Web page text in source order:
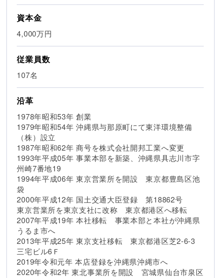
資本金
4,000万円
従業員数
107名
沿革
1978年昭和53年 創業
1979年昭和54年 沖縄県与那原町にて東洋環境整備
（株）設立
1987年昭和62年 商号を株式会社開邦工業へ変更
1993年平成05年 事業本部を新築、沖縄県具志川市字
州崎7番地19
1994年平成06年 東京営業所を開設 東京都豊島区池
袋
2000年平成12年 国土交通大臣登録 第18862号
東京営業所を東京支社に改称 東京都港区へ移転
2007年平成19年 本社移転 事業本部と本社が沖縄県
うるま市へ
2013年平成25年 東京支社移転 東京都港区芝2-6-3
三宅ビル6Ｆ
2019年令和元年 本店登録を沖縄県沖縄市へ
2020年令和2年 東北事業所を開設 宮城県仙台市泉区